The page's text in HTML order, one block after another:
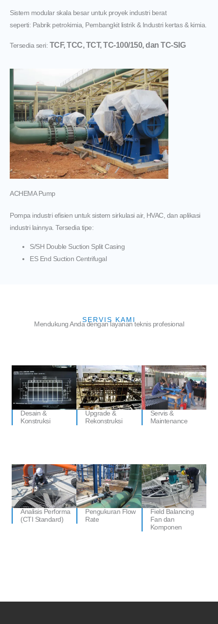
Sistem modular skala besar untuk proyek industri berat
seperti: Pabrik petrokimia, Pembangkit listrik & Industri kertas & kimia.
Tersedia seri: TCF, TCC, TCT, TC-100/150, dan TC-SIG
ACHEMA Pump
Pompa industri efisien untuk sistem sirkulasi air, HVAC, dan aplikasi
industri lainnya. Tersedia tipe:
S/SH Double Suction Split Casing
ES End Suction Centrifugal
SERVIS KAMI
Mendukung Anda dengan layanan teknis profesional
Desain &
Konstruksi
Upgrade &
Rekonstruksi
Servis &
Maintenance
Analisis Performa
(CTI Standard)
Pengukuran Flow
Rate
Field Balancing
Fan dan
Komponen